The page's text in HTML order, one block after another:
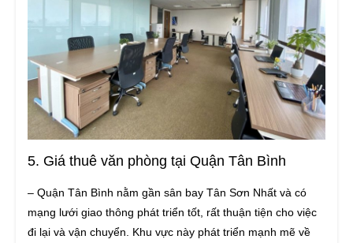
5. Giá thuê văn phòng tại Quận Tân Bình
– Quận Tân Bình nằm gần sân bay Tân Sơn Nhất và có
mạng lưới giao thông phát triển tốt, rất thuận tiện cho việc
đi lại và vận chuyển. Khu vực này phát triển mạnh mẽ về